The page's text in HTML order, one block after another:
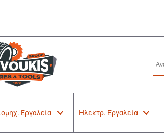
Εργαλεία Ηλεκτρ. Εργαλεία